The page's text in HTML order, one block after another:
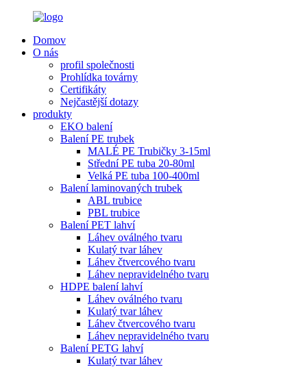
Domov
O nás
profil společnosti
Prohlídka továrny
Certifikáty
Nejčastější dotazy
produkty
EKO balení
Balení PE trubek
MALÉ PE Trubičky 3-15ml
Střední PE tuba 20-80ml
Velká PE tuba 100-400ml
Balení laminovaných trubek
ABL trubice
PBL trubice
Balení PET lahví
Láhev oválného tvaru
Kulatý tvar láhev
Láhev čtvercového tvaru
Láhev nepravidelného tvaru
HDPE balení lahví
Láhev oválného tvaru
Kulatý tvar láhev
Láhev čtvercového tvaru
Láhev nepravidelného tvaru
Balení PETG lahví
Kulatý tvar láhev